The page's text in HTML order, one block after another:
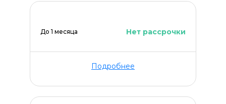
До 1 месяца Нет рассрочки
Подробнее